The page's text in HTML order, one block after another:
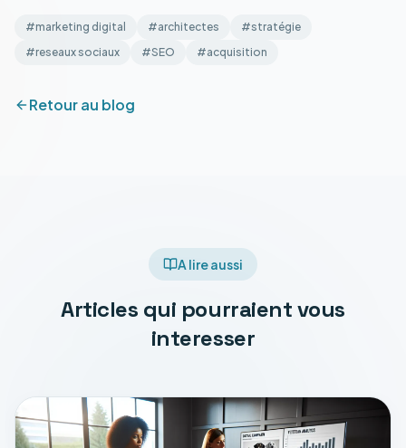
#marketing digital #architectes #stratégie
#reseaux sociaux #SEO #acquisition
Retour au blog
A lire aussi
Articles qui pourraient vous
interesser